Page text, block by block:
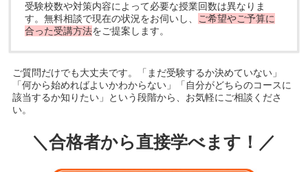
受験校数や対策内容によって必要な授業回数は異なりま
す。無料相談で現在の状況をお伺いし、 ご希望やご予算に
合った受講方法をご提案します。
ご質問だけでも大丈夫です。「まだ受験するか決めていない」
「何から始めればよいかわからない」「自分がどちらのコースに
該当するか知りたい」という段階から、お気軽にご相談くださ
い。
＼合格者から直接学べます！／